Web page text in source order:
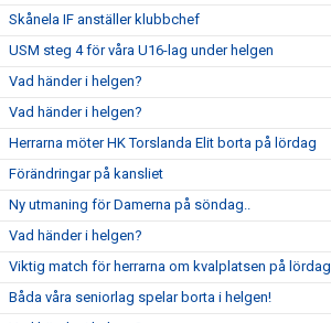
Skånela IF anställer klubbchef
USM steg 4 för våra U16-lag under helgen
Vad händer i helgen?
Vad händer i helgen?
Herrarna möter HK Torslanda Elit borta på lördag
Förändringar på kansliet
Ny utmaning för Damerna på söndag..
Vad händer i helgen?
Viktig match för herrarna om kvalplatsen på lördag
Båda våra seniorlag spelar borta i helgen!